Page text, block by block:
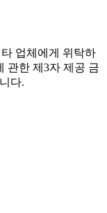
업체에게 위탁하
관한 제3자 제공 금
다.